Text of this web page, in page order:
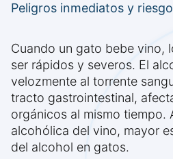
Peligros inmediatos y
Cuando un gato bebe vino,
ser rápidos y severos. El
velozmente al torrente
tracto gastrointestinal,
orgánicos al mismo tiempo.
alcohólica del vino, mayor
del alcohol en gatos.